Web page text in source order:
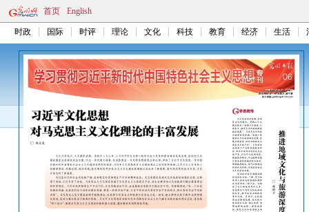
首页 English
时政 国际 时评 理论 文化 科技 教育 经济 生活